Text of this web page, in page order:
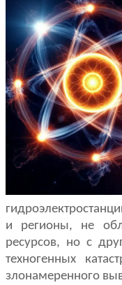
и регионы, не
ресурсов, но с
техногенных
злонамеренного